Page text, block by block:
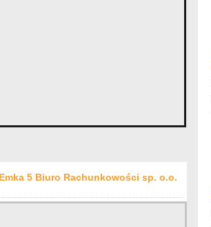
Emka 5 Biuro Rachunkowości sp. o.o.